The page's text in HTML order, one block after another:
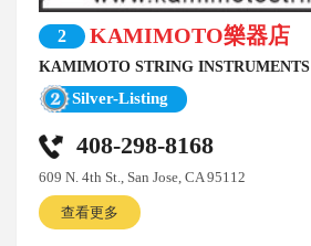
2 KAMIMOTO樂器店
KAMIMOTO STRING INSTRUMENTS
Silver-Listing
408-298-8168
609 N. 4th St., San Jose, CA 95112
查看更多